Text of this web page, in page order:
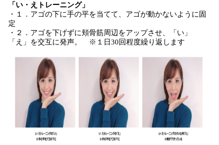
「い・えトレーニング」
・１．アゴの下に手の平を当てて、アゴが動かないように固
定
・２．アゴを下げずに頬骨筋周辺をアップさせ、「い」
「え」を交互に発声。 ※１日30回程度繰り返します